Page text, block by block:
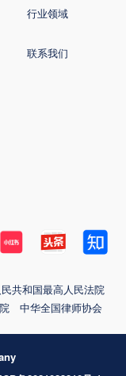
行业领域
联系我们
共和国最高人民法院
中华全国律师协会